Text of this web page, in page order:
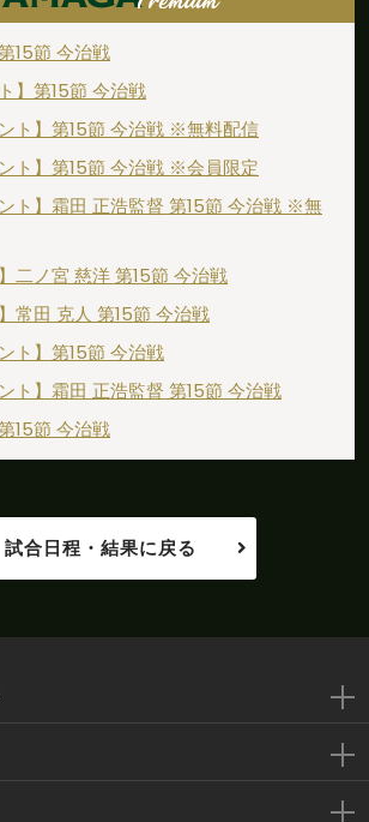
15節 今治戦
】第15節 今治戦
ント】第15節 今治戦 ※無料配信
ト】第15節 今治戦 ※会員限定
ント】霜田 正浩監督 第15節 今治戦 ※無
二ノ宮 慈洋 第15節 今治戦
常田 克人 第15節 今治戦
ト】第15節 今治戦
ト】霜田 正浩監督 第15節 今治戦
15節 今治戦
試合日程・結果に戻る